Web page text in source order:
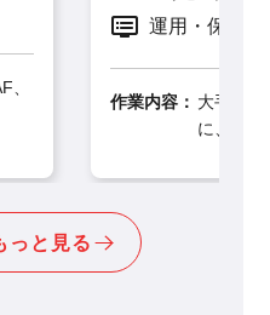
業・建設業クライアント向け
っと見る